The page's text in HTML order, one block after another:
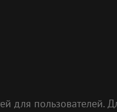
пользователей.